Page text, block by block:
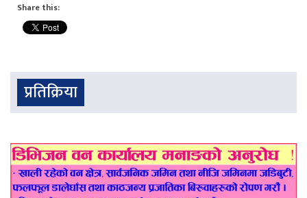
Share this:
प्रतिक्रिया